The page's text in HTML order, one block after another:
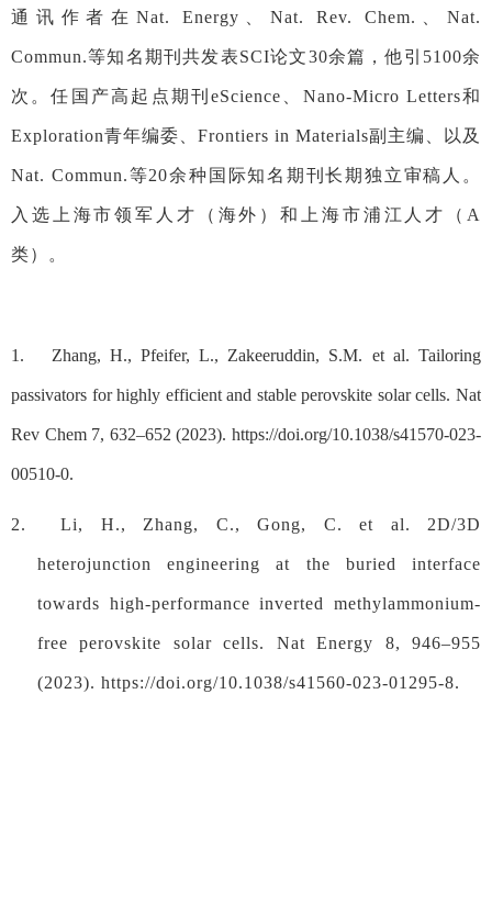
通讯作者在 Nat. Energy Nat. Rev. Chem. Nat.
Commun.等知名期刊共发表SCI论文30余篇，他引 5100余
次。任国产高起点期刊eScience Nano-Micro Letters和
Exploration青年编委、 Frontiers in Materials副主编、以及
Nat. Commun.等20余种国际知名期刊长期独立审稿人。
入选上海市领军人才（海外）和上海市浦江人才（ A
类）。
1. Zhang, H., Pfeifer, L., Zakeeruddin, S.M. et al. Tailoring
passivators for highly efficient and stable perovskite solar cells. Nat
Rev Chem 7, 632–652 (2023). https://doi.org/10.1038/s41570-023-
00510-0.
2. Li, H., Zhang, C., Gong, C. et al. 2D/3D
heterojunction engineering at the buried interface
towards high-performance inverted methylammonium-
free perovskite solar cells. Nat Energy 8, 946–955
(2023). https://doi.org/10.1038/s41560-023-01295-8.